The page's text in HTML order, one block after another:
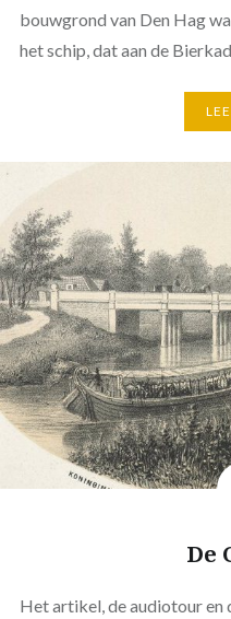
bouwgrond van Den Hag
het schip, dat aan de
De
Het artikel, de audiotour en